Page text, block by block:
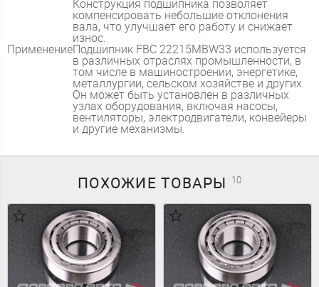
Конструкция подшипника позволяет
компенсировать небольшие отклонения
вала, что улучшает его работу и снижает
износ.
ПрименениеПодшипник FBC 22215MBW33 используется
в различных отраслях промышленности, в
том числе в машиностроении, энергетике,
металлургии, сельском хозяйстве и других.
Он может быть установлен в различных
узлах оборудования, включая насосы,
вентиляторы, электродвигатели, конвейеры
и другие механизмы.
ПОХОЖИЕТОВАРЫ 10